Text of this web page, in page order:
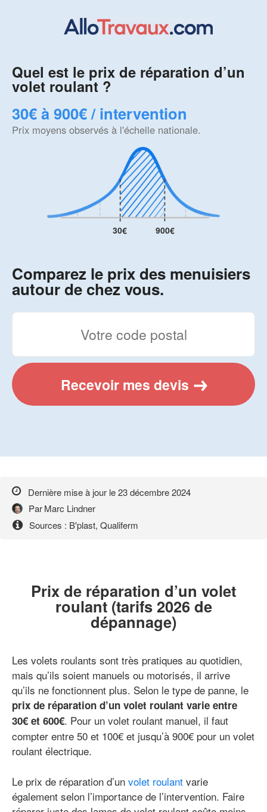
Quel est le prix de réparation d’un
volet roulant ?
30€ à 900€ / intervention
Prix moyens observés à l'échelle nationale.
30€ 900€
Comparez le prix des menuisiers
autour de chez vous.
Recevoir mes devis
Dernière mise à jour le23 décembre 2024
ParMarc Lindner
Sources : B'plast, Qualiferm
Prix de réparation d’un volet
roulant (tarifs 2026 de
dépannage)
Les volets roulants sont très pratiques au quotidien,
mais qu’ils soient manuels ou motorisés, il arrive
qu’ils ne fonctionnent plus. Selon le type de panne, le
prix de réparation d’un volet roulant varie entre
30€ et 600€. Pour un volet roulant manuel, il faut
compter entre 50 et 100€ et jusqu’à 900€ pour un volet
roulant électrique.
Le prix de réparation d’un volet roulant varie
également selon l’importance de l’intervention. Faire